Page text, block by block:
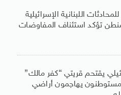
اللبنانية الإسرائيلية
تؤكد استئناف المفاوضات
يقتحم قريتي “كفر مالك”
يهاجمون أراضي